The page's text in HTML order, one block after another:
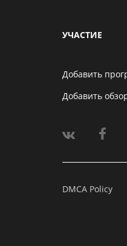
УЧАСТИЕ
Добавить
Добавить
DMCA Policy